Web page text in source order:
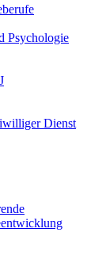
Psychologie
Dienst